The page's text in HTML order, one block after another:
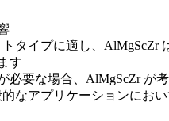
タイプに適し、AlMgScZr
す
必要な場合、AlMgScZr が
なアプリケーションにお